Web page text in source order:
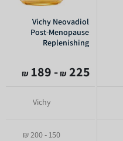
Vichy Neovadiol
Post-Menopause
Replenishing
225
₪
- 189
₪
Vichy
150 - 200 ₪